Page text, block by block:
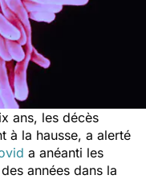
ans, les décès
à la hausse, a alerté
a anéanti les
années dans la